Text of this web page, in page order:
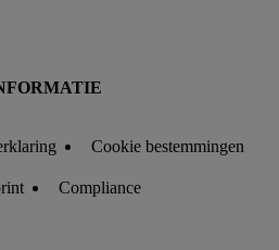
Cookie bestemmingen
Compliance